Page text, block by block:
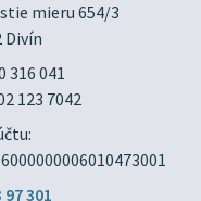
mieru 654/3
Divín
316 041
123 7042
97 301